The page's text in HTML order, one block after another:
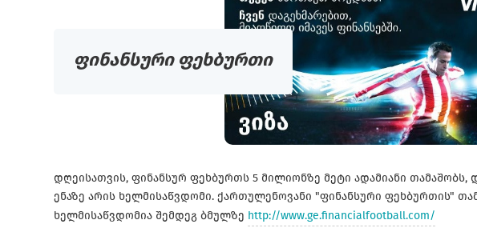
ფინანსური ფეხბურთი
დღეისათვის, ფინანსურ ფეხბურთს 5 მილიონზე მეტი ადამიანი თამაშობს,
ენაზე არის ხელმისაწვდომი. ქართულენოვანი "ფინანსური ფეხბურთის"
ხელმისაწვდომია შემდეგ ბმულზე http://www.ge.financialfootball.com/